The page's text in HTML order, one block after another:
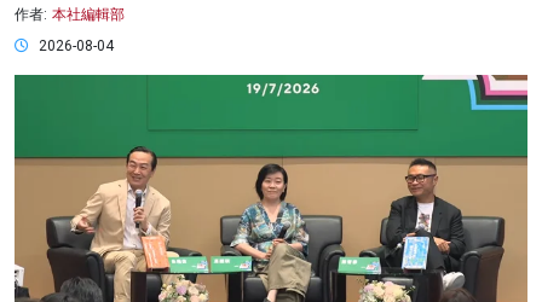
作者: 本社編輯部
2026-08-04